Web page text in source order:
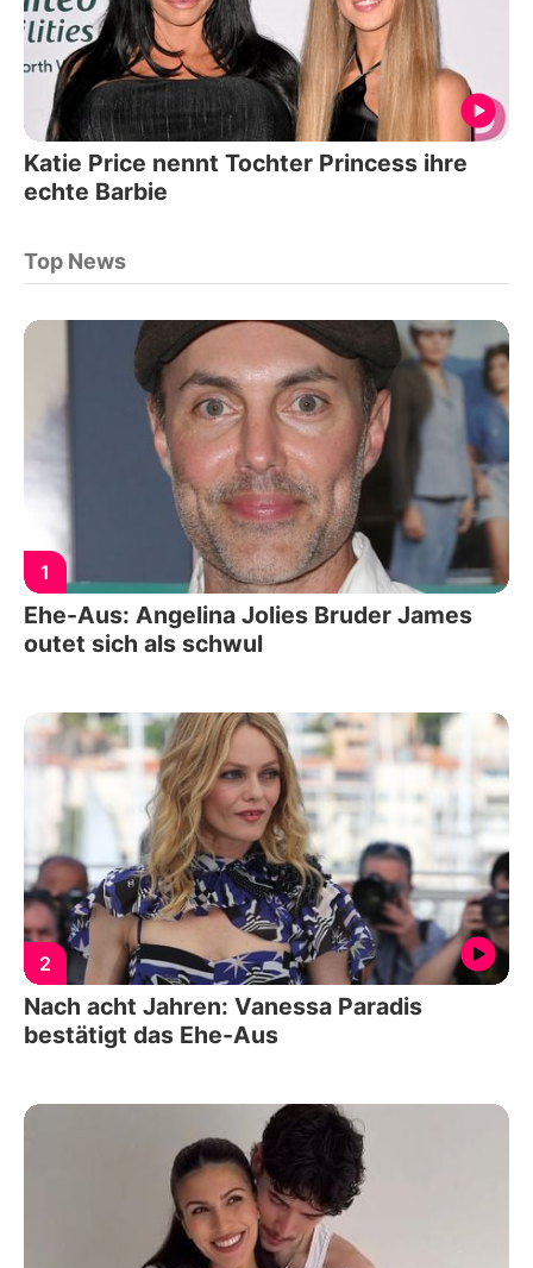
Katie Price nennt Tochter Princess ihre
echte Barbie
Top News
1
Ehe-Aus: Angelina Jolies Bruder James
outet sich als schwul
2
Nach acht Jahren: Vanessa Paradis
bestätigt das Ehe-Aus